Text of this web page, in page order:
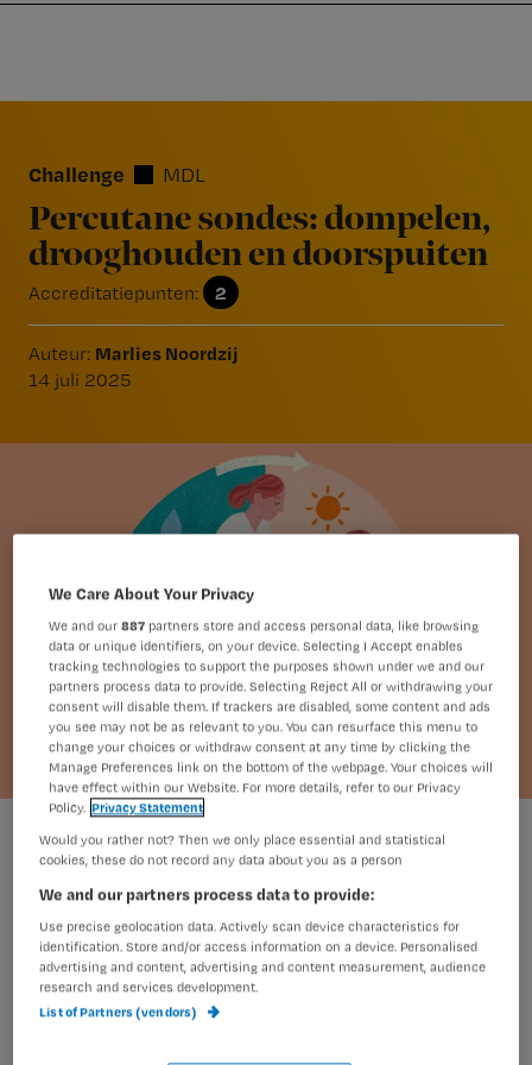
navigation
content
Nursing
Challenge MDL
Percutane sondes: dompelen,
drooghouden en doorspuiten
Accreditatiepunten: 2
Auteur: Marlies Noordzij
14 juli 2025
Met de juiste verzorging kan een
percutane voedingssonde maanden
blijven zitten. Van dompelen tot
We Care About Your Privacy
We and our887 partners store and access personal data, like browsing
data or unique identifiers, on your device. Selecting I Accept enables
tracking technologies to support the purposes shown under we and our
partners process data to provide. Selecting Reject All or withdrawing your
consent will disable them. If trackers are disabled, some content and ads
you see may not be as relevant to you. You can resurface this menu to
change your choices or withdraw consent at any time by clicking the
Manage Preferences link on the bottom of the webpage. Your choices will
have effect within our Website. For more details, refer to our Privacy
Policy. Privacy Statement
Would you rather not? Then we only place essential and statistical
cookies, these do not record any data about you as a person
We and our partners process data to provide:
Use precise geolocation data. Actively scan device characteristics for
identification. Store and/or access information on a device. Personalised
advertising and content, advertising and content measurement, audience
research and services development.
List of Partners (vendors)